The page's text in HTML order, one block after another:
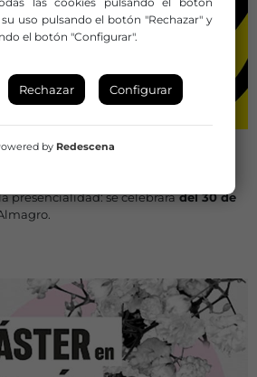
Red 2022: ¡Volvemos a
presencialidad: se celebrarádel 30 de
uso pulsando el botón "Rechazar" y
el botón "Configurar".
Rechazar Configurar
by Redescena